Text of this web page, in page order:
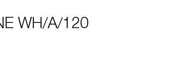
WH/A/120